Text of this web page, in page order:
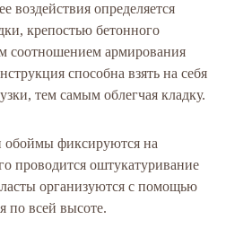
воздействия определяется
крепостью бетонного
соотношением армирования
способна взять на себя
тем самым облегчая кладку.
обоймы фиксируются на
проводится оштукатуривание
организуются с помощью
по всей высоте.